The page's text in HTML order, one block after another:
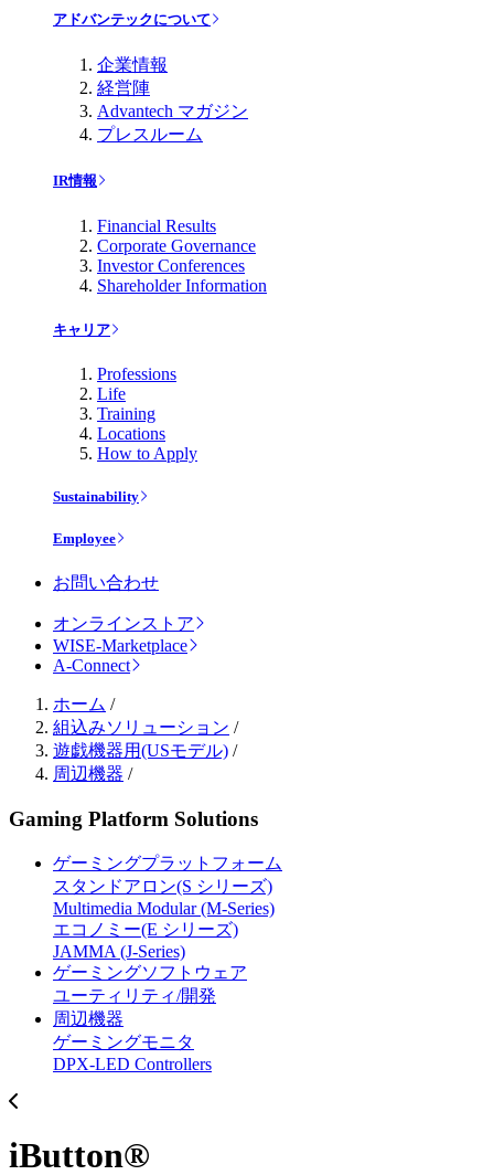
アドバンテックについて
企業情報
経営陣
Advantech マガジン
プレスルーム
IR情報
Financial Results
Corporate Governance
Investor Conferences
Shareholder Information
キャリア
Professions
Life
Training
Locations
How to Apply
Sustainability
Employee
お問い合わせ
オンラインストア
WISE-Marketplace
A-Connect
ホーム /
組込みソリューション /
遊戯機器用(USモデル) /
周辺機器 /
Gaming Platform Solutions
ゲーミングプラットフォーム
スタンドアロン(S シリーズ)
Multimedia Modular (M-Series)
エコノミー(E シリーズ)
JAMMA (J-Series)
ゲーミングソフトウェア
ユーティリティ/開発
周辺機器
ゲーミングモニタ
DPX-LED Controllers
iButton®